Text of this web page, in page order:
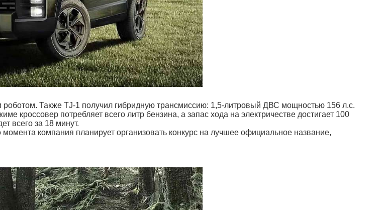
роботом. Также TJ-1 получил гибридную трансмиссию: 1,5-литровый ДВС мощностью 156 л.с.
кроссовер потребляет всего литр бензина, а запас хода на электричестве достигает 100
всего за 18 минут.
компания планирует организовать конкурс на лучшее официальное название,